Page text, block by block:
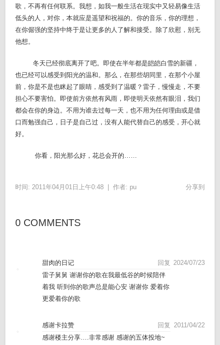
歌，不再有任何联系。我想，如我一般生活在现实中又轻易像生活
低头的人，对你，本就应是遥望和祝福的。你的音乐，你的理想，
在你倔强的坚持中终于是让更多的人了解和接受。除了欣慰，别无
他想。
冬天已经彻底离开了吧。即使在半年都是皑皑白雪的新疆，
也已经可以感受到阳光的温和。那么，在那些胡同里，在那个小屋
前，你是不是也眯起了眼睛，感受到了温暖？雷子，慢慢走，不要
担心不要害怕。即使前方依然有风雨，即使明天依然有眼泪，我们
都会在你的身边。不用为谁去过每一天，也不用为任何理由或是借
口而勉强自己，日子是自己过，没有人能代替自己的感受，开心就
好。
你看，阳光那么好，花总会开的……
时间: 2011年04月01日上午0:48 |作者: pu 分享到
0 COMMENTS
2024/07/23
甜肉的日记
回复
雷子舅舅 谢谢你的歌在我最低谷的时候陪伴
着我 听到你的歌声总是能心安 谢谢你 爱着你
更爱着你的歌
2011/04/22
感谢卡拉赞
回复
感谢楼主分享….非常感谢 感谢的五体投地~